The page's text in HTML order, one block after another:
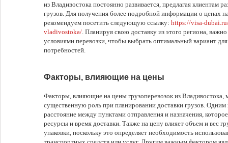
из Владивостока постоянно развивается, предлагая клиентам
грузов. Для получения более подробной информации о ценах
рекомендуем посетить следующую ссылку: https://visa-
vladivostoka/. Планируя свою доставку из этого региона,
условиями перевозки, чтобы выбрать оптимальный вариант
потребностей.
Факторы, влияющие на цены
Факторы, влияющие на цены грузоперевозок из Владивостока,
существенную роль при планировании доставки грузов. Одним
расстояние между пунктами отправления и назначения,
ресурсы и время доставки. Также на цену влияет объем и вес
упаковки, поскольку это определяет необходимость